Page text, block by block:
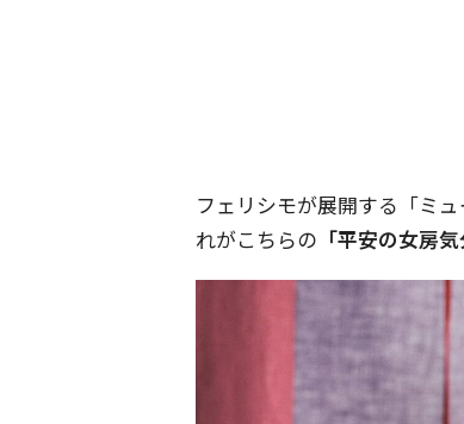
フェリシモが展開する「ミ
れがこちらの 「平安の女房